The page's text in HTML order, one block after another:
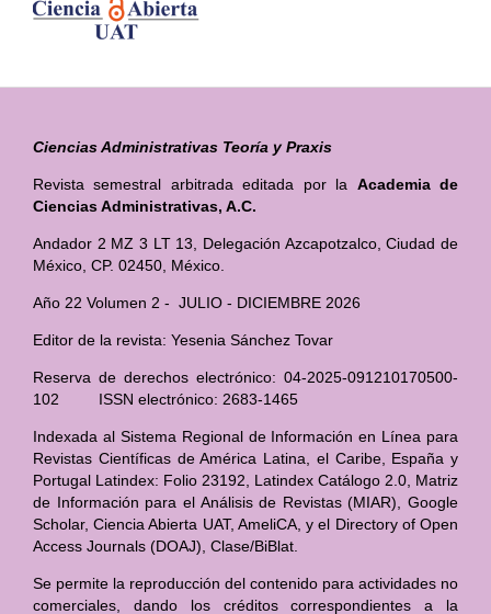
Ciencias Administrativas Teoría y Praxis
Revista semestral arbitrada editada por la Academia de
Ciencias Administrativas, A.C.
Andador 2 MZ 3 LT 13, Delegación Azcapotzalco, Ciudad de
México, CP. 02450, México.
Año 22 Volumen 2 - JULIO - DICIEMBRE 2026
Editor de la revista: Yesenia Sánchez Tovar
Reserva de derechos electrónico: 04-2025-091210170500-
102 ISSN electrónico: 2683-1465
Indexada al Sistema Regional de Información en Línea para
Revistas Científicas de América Latina, el Caribe, España y
Portugal Latindex: Folio 23192, Latindex Catálogo 2.0, Matriz
de Información para el Análisis de Revistas (MIAR), Google
Scholar, Ciencia Abierta UAT, AmeliCA, y el Directory of Open
Access Journals (DOAJ), Clase/BiBlat.
Se permite la reproducción del contenido para actividades no
comerciales, dando los créditos correspondientes a la